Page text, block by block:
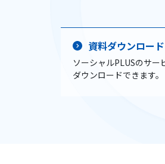
資料ダウンロード
ソーシャルPLUSのサ
ダウンロードできます。